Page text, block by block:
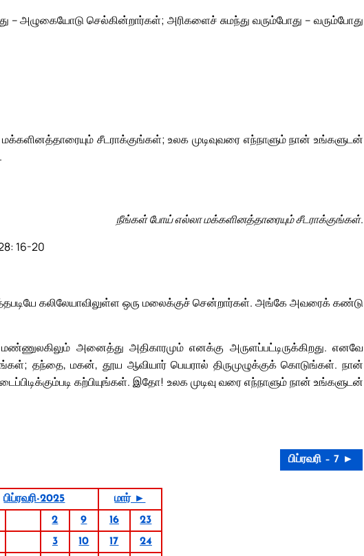
– அழுகையோடு செல்கின்றார்கள்; அரிகளைச் சுமந்து வரும்போது – வரும்போது
சீடராக்குங்கள்; உலக முடிவுவரை எந்நாளும் நான் உங்களுடன்
நீங்கள் போய் எல்லா மக்களினத்தாரையும் சீடராக்குங்கள்.
16-20
கலிலேயாவிலுள்ள ஒரு மலைக்குச் சென்றார்கள். அங்கே அவரைக் கண்டு
அனைத்து அதிகாரமும் எனக்கு அருளப்பட்டிருக்கிறது. எனவே
தந்தை, மகன், தூய ஆவியார் பெயரால் திருமுழுக்குக் கொடுங்கள். நான்
கற்பியுங்கள். இதோ! உலக முடிவு வரை எந்நாளும் நான் உங்களுடன்
பிப்ரவரி – 7 ►
பிப்ரவரி-2025
மார் ►
2 9 16
23
3 10 17
24